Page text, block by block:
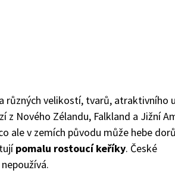
různých velikostí, tvarů, atraktivního
z Nového Zélandu, Falkland a Jižní
ale v zemích původu může hebe
pomalu rostoucí keříky. České